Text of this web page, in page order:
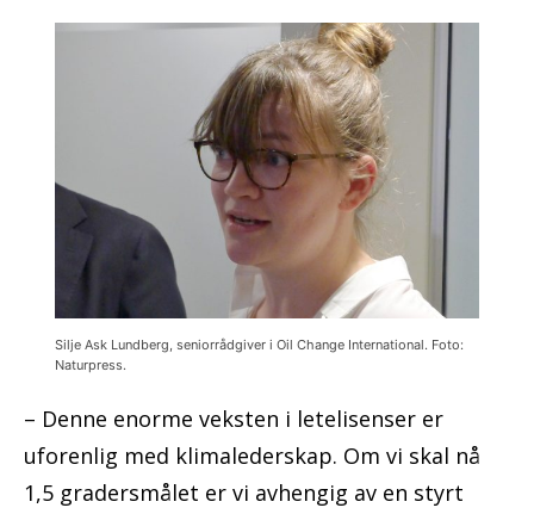
Silje Ask Lundberg, seniorrådgiver i Oil Change International. Foto:
Naturpress.
– Denne enorme veksten i letelisenser er
uforenlig med klimalederskap. Om vi skal nå
1,5 gradersmålet er vi avhengig av en styrt